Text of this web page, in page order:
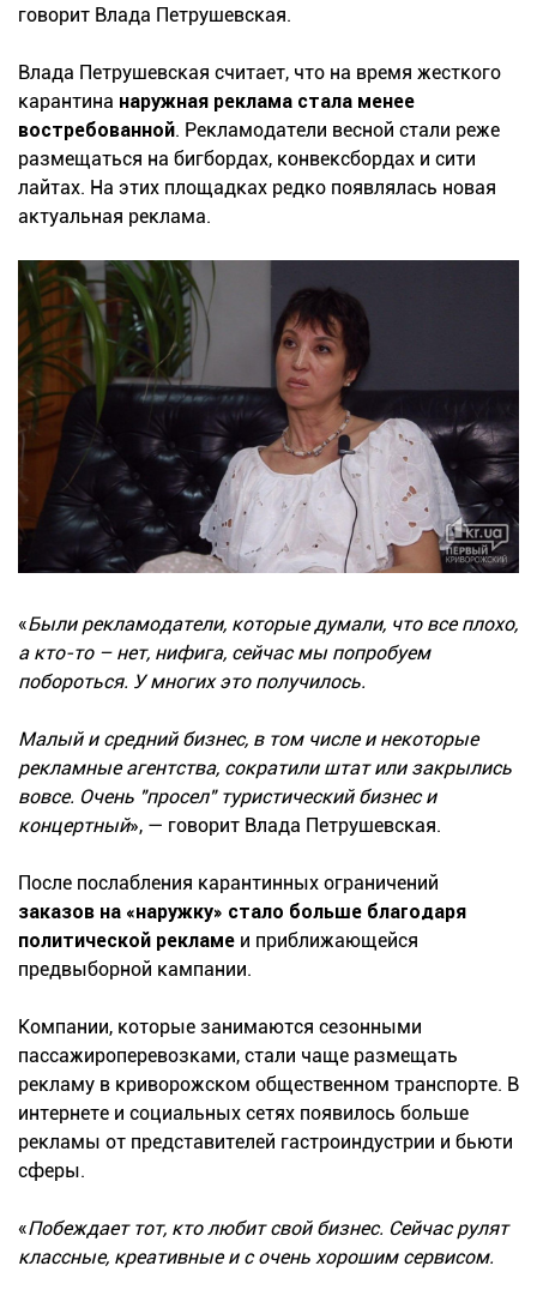
говорит Влада Петрушевская.
Влада Петрушевская считает, что на время жесткого
карантина наружная реклама стала менее
востребованной. Рекламодатели весной стали реже
размещаться на бигбордах, конвексбордах и сити
лайтах. На этих площадках редко появлялась новая
актуальная реклама.
«Были рекламодатели, которые думали, что все плохо,
а кто-то – нет, нифига, сейчас мы попробуем
побороться. У многих это получилось.
Малый и средний бизнес, в том числе и некоторые
рекламные агентства, сократили штат или закрылись
вовсе. Очень "просел" туристический бизнес и
концертный», — говорит Влада Петрушевская.
После послабления карантинных ограничений
заказов на «наружку» стало больше благодаря
политической рекламе и приближающейся
предвыборной кампании.
Компании, которые занимаются сезонными
пассажироперевозками, стали чаще размещать
рекламу в криворожском общественном транспорте. В
интернете и социальных сетях появилось больше
рекламы от представителей гастроиндустрии и бьюти
сферы.
«Побеждает тот, кто любит свой бизнес. Сейчас рулят
классные, креативные и с очень хорошим сервисом.